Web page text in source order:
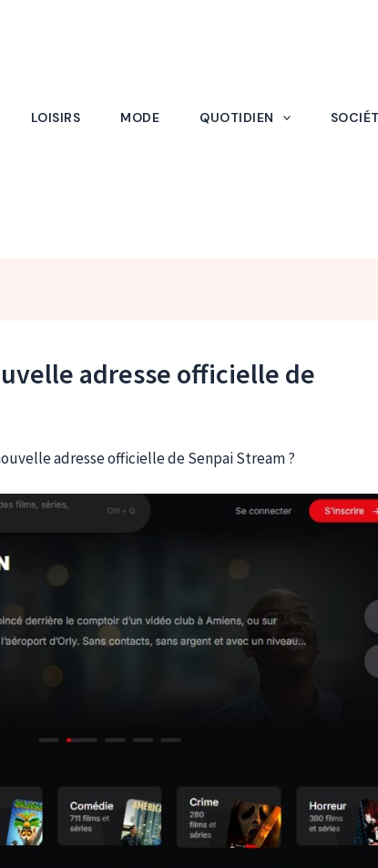
LOISIRS MODE QUOTIDIEN
adresse officielle de
adresse officielle de Senpai Stream ?